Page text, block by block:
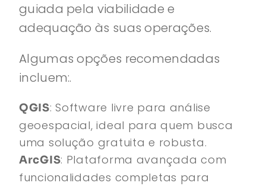
guiada pela viabilidade e
adequação às suas operações.
Algumas opções recomendadas
incluem:.
QGIS: Software livre para análise
geoespacial, ideal para quem busca
uma solução gratuita e robusta.
ArcGIS: Plataforma avançada com
funcionalidades completas para